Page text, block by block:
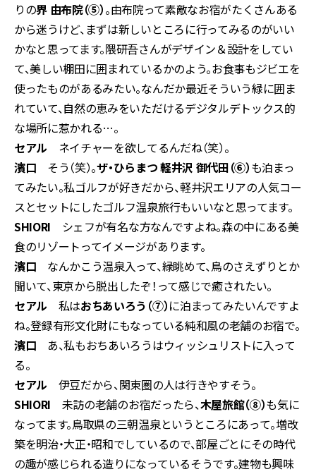
りの界 由布院（⑤）。由布院って素敵なお宿がたくさんある
から迷うけど、まずは新しいところに行ってみるのがいい
かなと思ってます。隈研吾さんがデザイン＆設計をしてい
て、美しい棚田に囲まれているかのよう。お食事もジビエを
使ったものがあるみたい。なんだか最近そういう緑に囲ま
れていて、自然の恵みをいただけるデジタルデトックス的
な場所に惹かれる…。
セアル ネイチャーを欲してるんだね（笑）。
濱口 そう（笑）。ザ・ひらまつ 軽井沢 御代田（⑥）も泊まっ
てみたい。私ゴルフが好きだから、軽井沢エリアの人気コー
スとセットにしたゴルフ温泉旅行もいいなと思ってます。
SHIORI シェフが有名な方なんですよね。森の中にある美
食のリゾートってイメージがあります。
濱口 なんかこう温泉入って、緑眺めて、鳥のさえずりとか
聞いて、東京から脱出したぞ！って感じで癒されたい。
セアル 私はおちあいろう（⑦）に泊まってみたいんですよ
ね。登録有形文化財にもなっている純和風の老舗のお宿で。
濱口 あ、私もおちあいろうはウィッシュリストに入って
る。
セアル 伊豆だから、関東圏の人は行きやすそう。
SHIORI 未訪の老舗のお宿だったら、木屋旅館（⑧）も気に
なってます。鳥取県の三朝温泉というところにあって。増改
築を明治・大正・昭和でしているので、部屋ごとにその時代
の趣が感じられる造りになっているそうです。建物も興味